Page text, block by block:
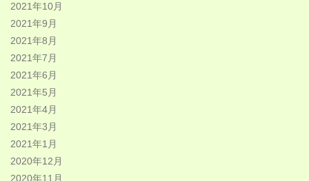
2021年10月
2021年9月
2021年8月
2021年7月
2021年6月
2021年5月
2021年4月
2021年3月
2021年1月
2020年12月
2020年11月